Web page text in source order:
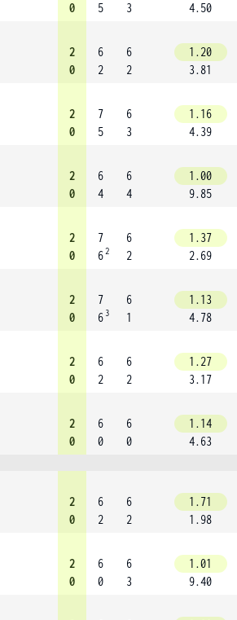
0
5
3
4.50
2
0
6
2
6
2
1.20
3.81
2
0
7
5
6
3
1.16
4.39
2
0
6
4
6
4
1.00
9.85
2
0
7
62
6
2
1.37
2.69
2
0
7
6 3
6
1
1.13
4.78
2
0
6
2
6
2
1.27
3.17
2
0
6
0
6
0
1.14
4.63
2
0
6
2
6
2
1.71
1.98
2
0
6
0
6
3
1.01
9.40